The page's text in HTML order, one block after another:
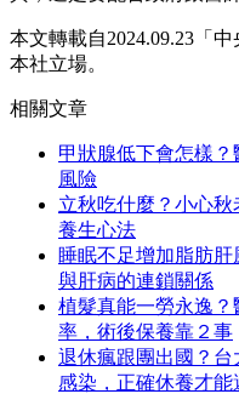
本文轉載自2024.09.23「
本社立場。
相關文章
甲狀腺低下會怎樣
風險
立秋吃什麼？小心
養生心法
睡眠不足增加脂肪
與肝病的連鎖關係
植髮真能一勞永逸
率，術後保養靠２事
退休瘋跟團出國？
感染，正確休養才能